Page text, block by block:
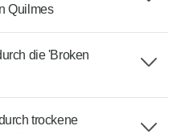
Quilmes
die 'Broken
trockene